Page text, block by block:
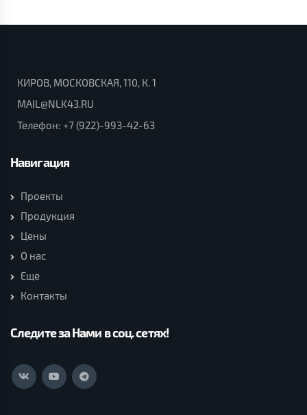
КИРОВ, МОСКОВСКАЯ, 110, К. 1
MAIL@NLK43.RU
Телефон: +7 (922)-993-42-63
Навигация
Проекты
Продукция
Цены
О нас
Еще
Контакты
Следите за Нами в соц. сетях!